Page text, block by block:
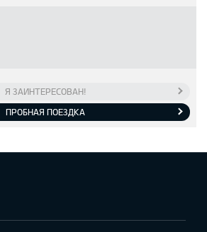
Я ЗАИНТЕРЕСОВАН!
ПРОБНАЯ ПОЕЗДКА